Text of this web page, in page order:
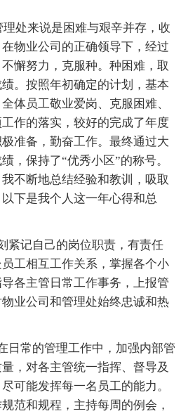
处来说是困难与艰辛并存，收
物业公司的正确领导下，经过
懈努力，克服种。种困难，取
。按照年初确定的计划，基本
体员工敬业爱岗、克服困难、
作的落实，较好的完成了年度
准备，勤奋工作。最终通过大
，保持了“优秀小区”的称号。
不断地总结经验和教训，吸取
下是我个人这一年心得和总
紧记自己的岗位职责，有责任
工相互工作关系，掌握各个小
各主管日常工作事务，上报管
业公司和管理处始终忠诚和热
日常的管理工作中，加强内部管
，对各主管统一指挥、督导及
可能发挥每一名员工的能力。
范和规程，主持每周的例会，